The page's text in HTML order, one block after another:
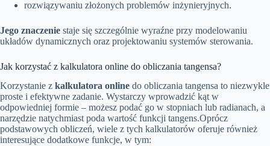
rozwiązywaniu złożonych problemów inżynieryjnych.
Jego znaczenie staje się szczególnie wyraźne przy modelowaniu
układów dynamicznych oraz projektowaniu systemów sterowania.
Jak korzystać z kalkulatora online do obliczania tangensa?
Korzystanie z kalkulatora online do obliczania tangensa to niezwykle
proste i efektywne zadanie. Wystarczy wprowadzić kąt w
odpowiedniej formie – możesz podać go w stopniach lub radianach, a
narzędzie natychmiast poda wartość funkcji tangens.Oprócz
podstawowych obliczeń, wiele z tych kalkulatorów oferuje również
interesujące dodatkowe funkcje, w tym: